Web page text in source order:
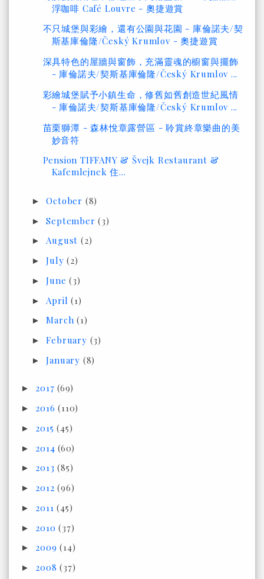
浮咖啡 Café Louvre - 奧捷遊賞
不只城堡與彩繪，還有公園與花園 - 庫倫諾夫/契
斯基庫倫隆/Český Krumlov - 奧捷遊賞
深具特色的屋牆與窗飾，充滿靈魂的櫥窗與擺飾
- 庫倫諾夫/契斯基庫倫隆/Český Krumlov ...
彩繪城堡賦予小鎮生命，修舊如舊創造世紀風情
- 庫倫諾夫/契斯基庫倫隆/Český Krumlov ...
苗栗獅潭 - 森林悅章露營區 - 聆賞終章樂曲的美
妙音符
Pension TIFFANY & Švejk Restaurant &
Kafemlejnek 住...
►October (8)
►September(3)
► August(2)
►July(2)
►June(3)
► April(1)
►March(1)
►February (3)
►January (8)
► 2017(69)
► 2016(110)
► 2015(45)
► 2014(60)
► 2013(85)
► 2012(96)
► 2011(45)
► 2010(37)
► 2009(14)
► 2008(37)